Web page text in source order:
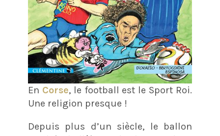
En Corse, le football est le Sport Roi.
Une religion presque !
Depuis plus d’un siècle, le ballon